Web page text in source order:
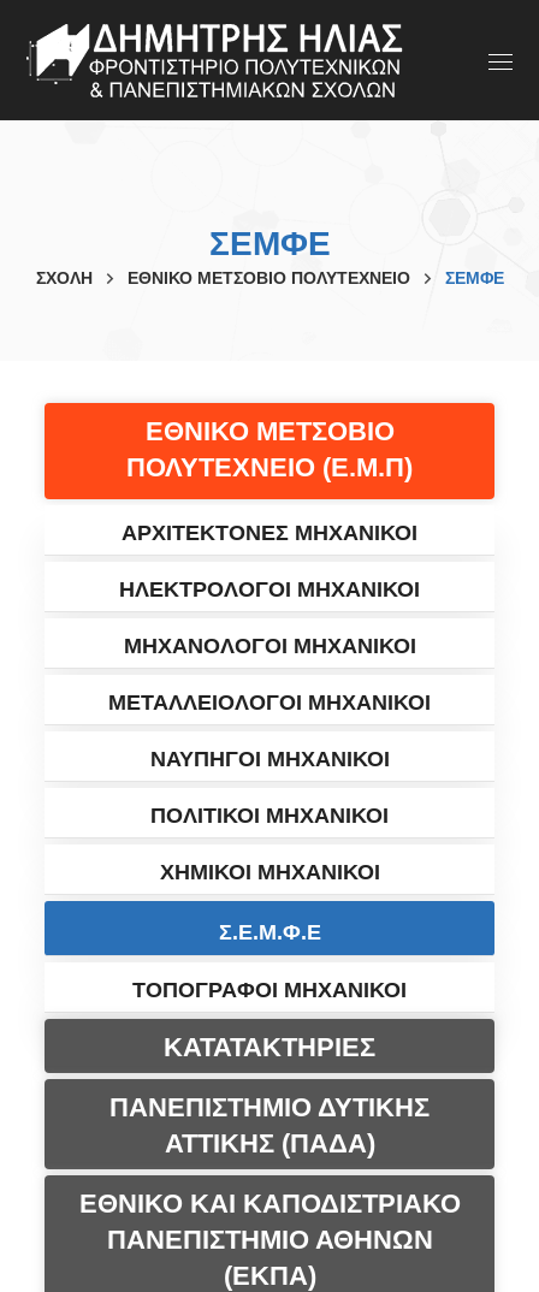
ΣΕΜΦΕ
ΣΧΟΛΗ ΕΘΝΙΚΟ ΜΕΤΣΟΒΙΟ ΠΟΛΥΤΕΧΝΕΙΟ ΣΕΜΦΕ
ΕΘΝΙΚΟ ΜΕΤΣΟΒΙΟ
ΠΟΛΥΤΕΧΝΕΙΟ (Ε.Μ.Π)
ΑΡΧΙΤΕΚΤΟΝΕΣ ΜΗΧΑΝΙΚΟΙ
ΗΛΕΚΤΡΟΛΟΓΟΙ ΜΗΧΑΝΙΚΟΙ
ΜΗΧΑΝΟΛΟΓΟΙ ΜΗΧΑΝΙΚΟΙ
ΜΕΤΑΛΛΕΙΟΛΟΓΟΙ ΜΗΧΑΝΙΚΟΙ
ΝΑΥΠΗΓΟΙ ΜΗΧΑΝΙΚΟΙ
ΠΟΛΙΤΙΚΟΙ ΜΗΧΑΝΙΚΟΙ
ΧΗΜΙΚΟΙ ΜΗΧΑΝΙΚΟΙ
Σ.Ε.Μ.Φ.Ε
ΤΟΠΟΓΡΑΦΟΙ ΜΗΧΑΝΙΚΟΙ
ΚΑΤΑΤΑΚΤΗΡΙΕΣ
ΠΑΝΕΠΙΣΤΗΜΙΟ ΔΥΤΙΚΗΣ
ΑΤΤΙΚΗΣ (ΠΑΔΑ)
ΕΘΝΙΚΟ ΚΑΙ ΚΑΠΟΔΙΣΤΡΙΑΚΟ
ΠΑΝΕΠΙΣΤΗΜΙΟ ΑΘΗΝΩΝ
(ΕΚΠΑ)